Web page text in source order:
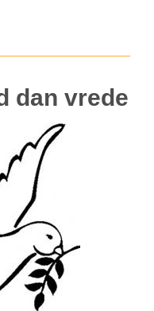
dan vrede